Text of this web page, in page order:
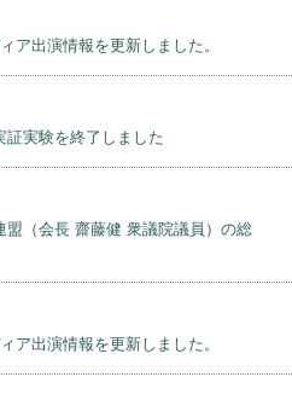
ア出演情報を更新しました。
証実験を終了しました
盟（会長 齋藤健 衆議院議員）の総
ア出演情報を更新しました。